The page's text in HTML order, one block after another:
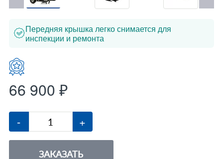
Передняя крышка легко снимается для
инспекции и ремонта
66 900 ₽
- +
ЗАКАЗАТЬ